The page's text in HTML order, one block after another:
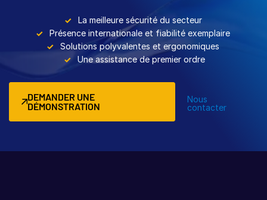
DEMANDER UNE
DÉMONSTRATION
Nous
contacter
La meilleure sécurité du secteur
Présence internationale et fiabilité exemplaire
Solutions polyvalentes et ergonomiques
Une assistance de premier ordre